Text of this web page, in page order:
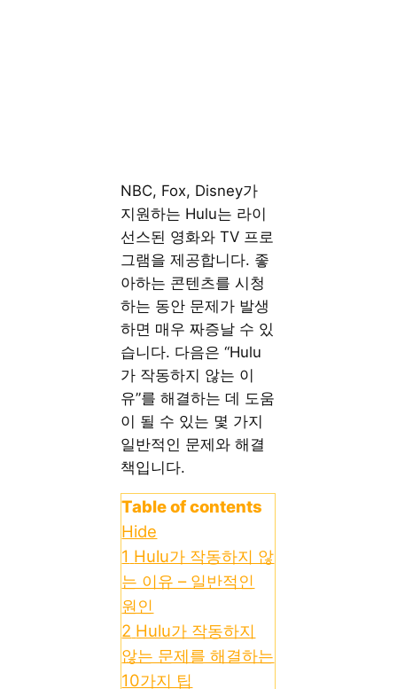
NBC, Fox, Disney가
지원하는 Hulu는 라이
선스된 영화와 TV 프로
그램을 제공합니다. 좋
아하는 콘텐츠를 시청
하는 동안 문제가 발생
하면 매우 짜증날 수 있
습니다. 다음은 “Hulu
가 작동하지 않는 이
유”를 해결하는 데 도움
이 될 수 있는 몇 가지
일반적인 문제와 해결
책입니다.
Table of contents
Hide
1 Hulu가 작동하지 않
는 이유 – 일반적인
원인
2 Hulu가 작동하지
않는 문제를 해결하는
10가지 팁